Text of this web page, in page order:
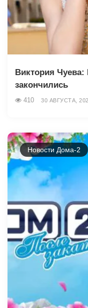
Виктория
закончились
410 30 АВГУСТА,
Новости Дома-2